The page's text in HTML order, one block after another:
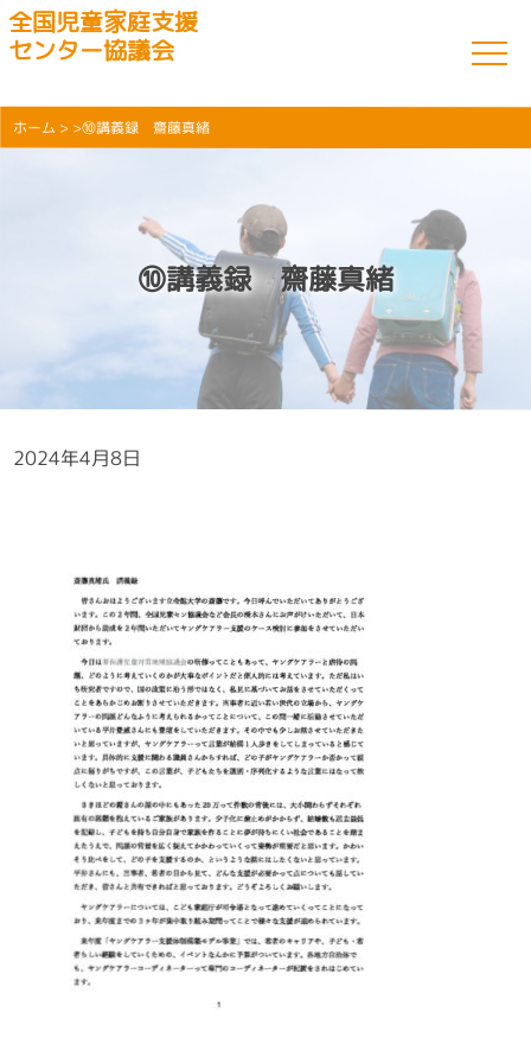
全国児童家庭支援
センター協議会
ホーム > >⑩講義録 齋藤真緒
⑩講義録 齋藤真緒
2024年4月8日